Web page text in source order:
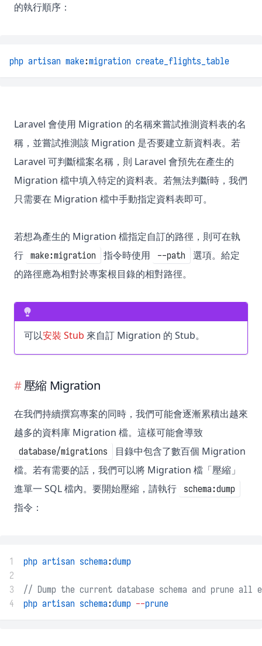
的執行順序：
php artisan make:migration create_flights_table
Laravel 會使用 Migration 的名稱來嘗試推測資料表的名
稱，並嘗試推測該 Migration 是否要建立新資料表。若
Laravel 可判斷檔案名稱，則 Laravel 會預先在產生的
Migration 檔中填入特定的資料表。若無法判斷時，我們
只需要在 Migration 檔中手動指定資料表即可。
若想為產生的 Migration 檔指定自訂的路徑，則可在執
行 make:migration 指令時使用 --path
選項。給定
的路徑應為相對於專案根目錄的相對路徑。
可以安裝 Stub 來自訂 Migration 的 Stub。
壓縮 Migration
在我們持續撰寫專案的同時，我們可能會逐漸累積出越來
越多的資料庫 Migration 檔。這樣可能會導致
database/migrations
目錄中包含了數百個 Migration
檔。若有需要的話，我們可以將 Migration 檔「壓縮」
進單一 SQL 檔內。要開始壓縮，請執行
schema:dump
指令：
1 php artisan schema:dump
2
3
// Dump the current database schema and prune
4
php artisan schema:dump --prune